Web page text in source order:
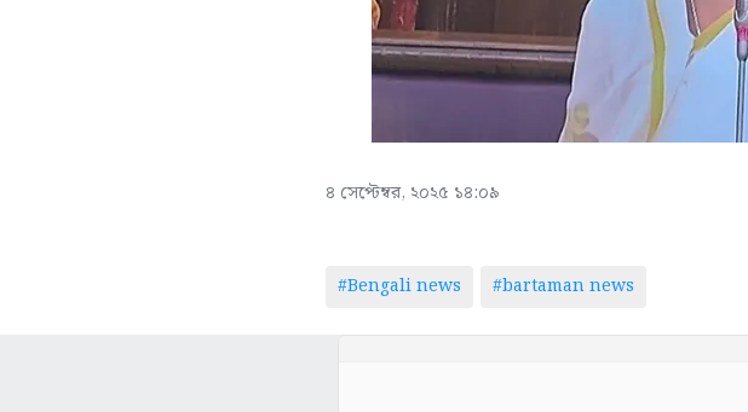
৪ সেপ্টেম্বর, ২০২৫ ১৪:০৯
#Bengali news #bartaman news